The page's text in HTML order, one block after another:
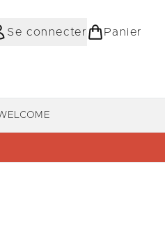
Se connecter Panier